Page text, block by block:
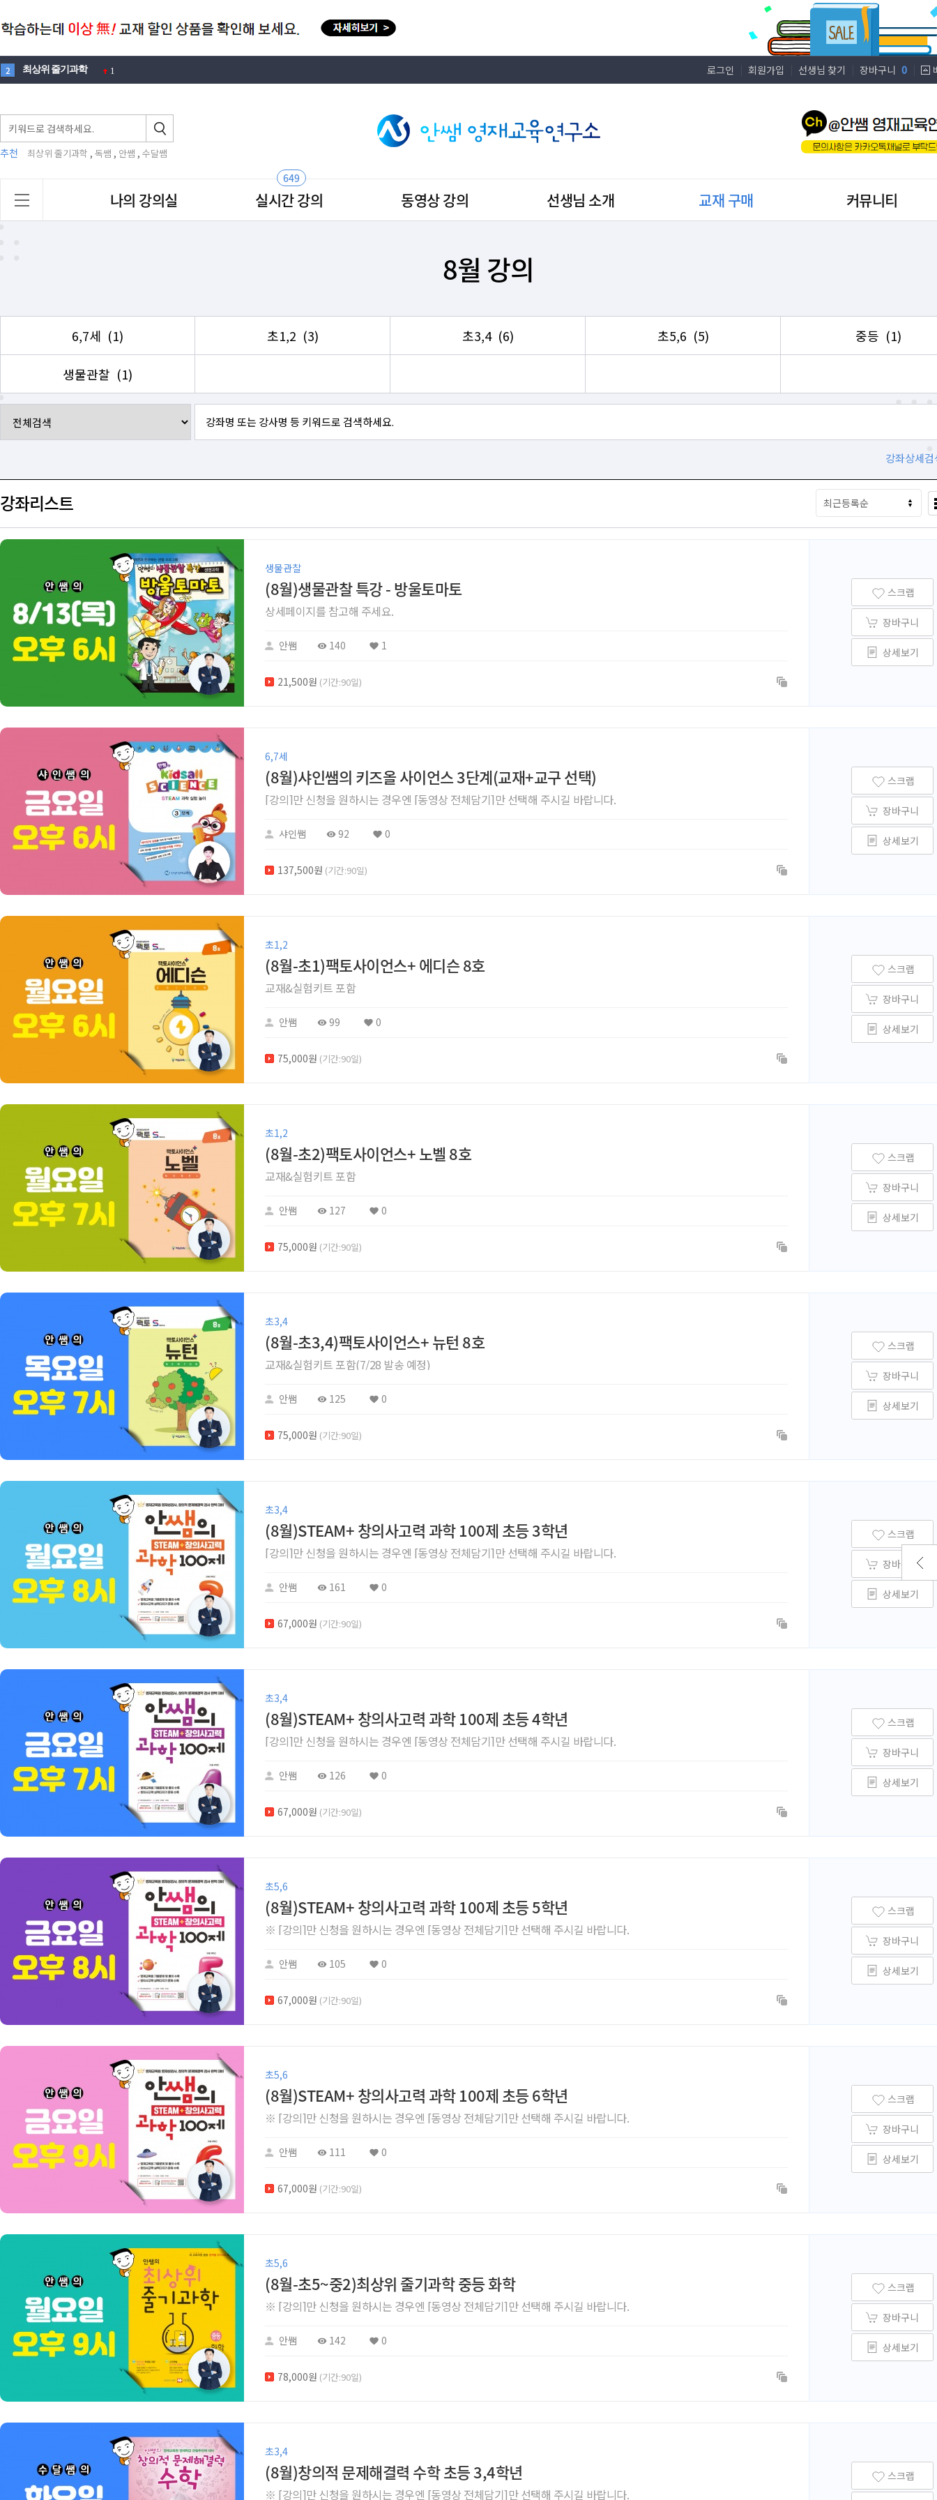
2 최상위 줄기과학 1
3 100제 1
5 뉴턴
6 노벨 1
안재범
로그인 회원가입 선생님 찾기 장바구니 0
추천 최상위 줄기과학 , 독쌤 , 안쌤 , 수달쌤
649
나의 강의실 실시간 강의 동영상 강의 선생님 소개 교재 구매 커뮤니티
8월 강의
6,7세 (1) 초1,2 (3) 초3,4 (6) 초5,6 (5) 중등 (1)
생물관찰 (1)
강좌상세
강좌리스트
생물관찰
(8월)생물관찰 특강 - 방울토마토
상세페이지를 참고해 주세요.
안쌤 140 1
21,500원 (기간:90일)
스크랩
장바구니
상세보기
6,7세
(8월)샤인쌤의 키즈올 사이언스 3단계(교재+교구 선택)
[강의]만 신청을 원하시는 경우엔 [동영상 전체담기]만 선택해 주시길 바랍니다.
샤인쌤 92 0
137,500원 (기간:90일)
스크랩
장바구니
상세보기
초1,2
(8월-초1)팩토사이언스+ 에디슨 8호
교재&실험키트 포함
안쌤 99 0
75,000원 (기간:90일)
스크랩
장바구니
상세보기
초1,2
(8월-초2)팩토사이언스+ 노벨 8호
교재&실험키트 포함
안쌤 127 0
75,000원 (기간:90일)
스크랩
장바구니
상세보기
초3,4
(8월-초3,4)팩토사이언스+ 뉴턴 8호
교재&실험키트 포함(7/28 발송 예정)
안쌤 125 0
75,000원 (기간:90일)
스크랩
장바구니
상세보기
초3,4
(8월)STEAM+ 창의사고력 과학 100제 초등 3학년
[강의]만 신청을 원하시는 경우엔 [동영상 전체담기]만 선택해 주시길 바랍니다.
안쌤 161 0
67,000원 (기간:90일)
스크랩
장바구니
상세보기
초3,4
(8월)STEAM+ 창의사고력 과학 100제 초등 4학년
[강의]만 신청을 원하시는 경우엔 [동영상 전체담기]만 선택해 주시길 바랍니다.
안쌤 126 0
67,000원 (기간:90일)
스크랩
장바구니
상세보기
초5,6
(8월)STEAM+ 창의사고력 과학 100제 초등 5학년
※ [강의]만 신청을 원하시는 경우엔 [동영상 전체담기]만 선택해 주시길 바랍니다.
안쌤 105 0
67,000원 (기간:90일)
스크랩
장바구니
상세보기
초5,6
(8월)STEAM+ 창의사고력 과학 100제 초등 6학년
※ [강의]만 신청을 원하시는 경우엔 [동영상 전체담기]만 선택해 주시길 바랍니다.
안쌤 111 0
67,000원 (기간:90일)
스크랩
장바구니
상세보기
초5,6
(8월-초5~중2)최상위 줄기과학 중등 화학
※ [강의]만 신청을 원하시는 경우엔 [동영상 전체담기]만 선택해 주시길 바랍니다.
안쌤 142 0
78,000원 (기간:90일)
스크랩
장바구니
상세보기
초3,4
(8월)창의적 문제해결력 수학 초등 3,4학년
※ [강의]만 신청을 원하시는 경우엔 [동영상 전체담기]만 선택해 주시길 바랍니다.
스크랩